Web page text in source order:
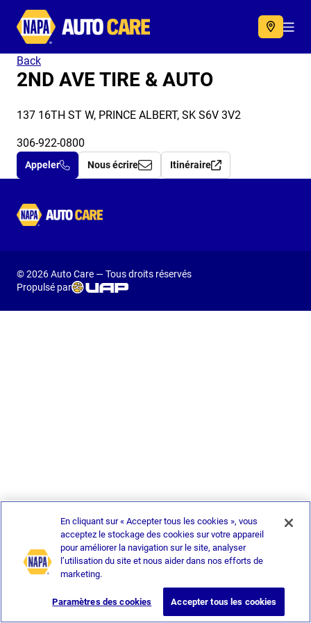
Autocare
Back
2ND AVE TIRE & AUTO
137 16TH ST W, PRINCE ALBERT, SK S6V 3V2
306-922-0800
Appeler Nous écrire Itinéraire
Autocare
© 2026 Auto Care — Tous droits réservés
Propulsé par
En cliquant sur « Accepter tous les cookies », vous
acceptez le stockage des cookies sur votre appareil
pour améliorer la navigation sur le site, analyser
l’utilisation du site et nous aider dans nos efforts de
marketing.
Paramètres des cookies Accepter tous les cookies